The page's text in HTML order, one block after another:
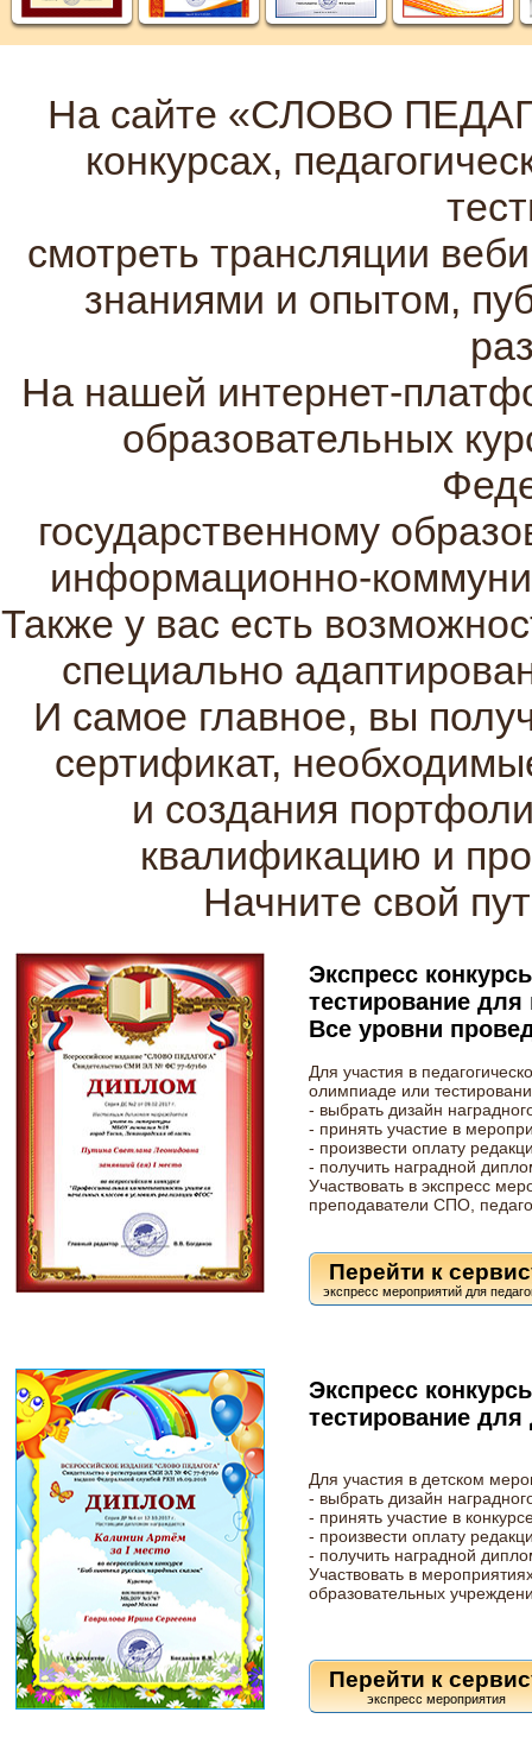
На сайте «СЛОВО
конкурсах,
смотреть трансляции
знаниями и опытом,
На нашей интернет-
образовательных
государственному
информационно-
Также у вас есть
специально
И самое главное, вы
сертификат,
и создания
квалификацию и
Начните свой
Экспресс
тестирование
Все уровни
Для участия в
олимпиаде или
- выбрать дизайн
- принять участие в
- произвести оплату
- получить наградной
Участвовать в экспресс
преподаватели СПО,
Перейти к
Экспресс
тестирование
Для участия в детском
- выбрать дизайн
- принять участие в
- произвести оплату
- получить наградной
Участвовать в
образовательных
Перейти к
экспресс мероприятия